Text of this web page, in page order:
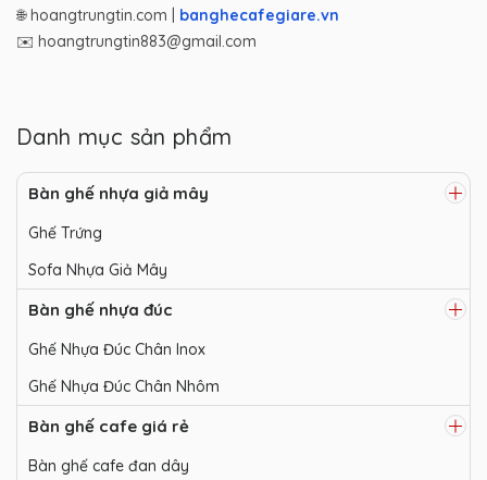
🌐 hoangtrungtin.com | banghecafegiare.vn
✉️ hoangtrungtin883@gmail.com
Danh mục sản phẩm
Bàn ghế nhựa giả mây
Ghế Trứng
Sofa Nhựa Giả Mây
Bàn ghế nhựa đúc
Ghế Nhựa Đúc Chân Inox
Ghế Nhựa Đúc Chân Nhôm
Bàn ghế cafe giá rẻ
Bàn ghế cafe đan dây